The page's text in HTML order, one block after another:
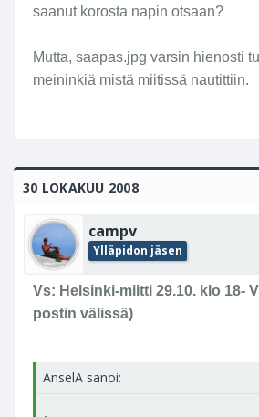
Hmm, mikä ihme siinä on, että jos
kenkä, niin meikäläisen pälli löytyy
Click to expand...
saanut korosta napin otsaan?
Mutta, saapas.jpg varsin hienosti
meininkiä mistä miitissä nautittiin.
30 LOKAKUU 2008
campv
Ylläpidon jäsen
Vs: Helsinki-miitti 29.10. klo 18-
postin välissä)
AnselA sanoi: